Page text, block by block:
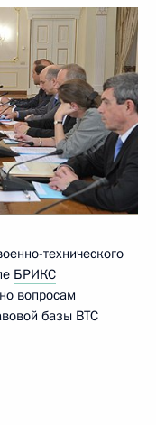
технического
БРИКС
вопросам
базы ВТС